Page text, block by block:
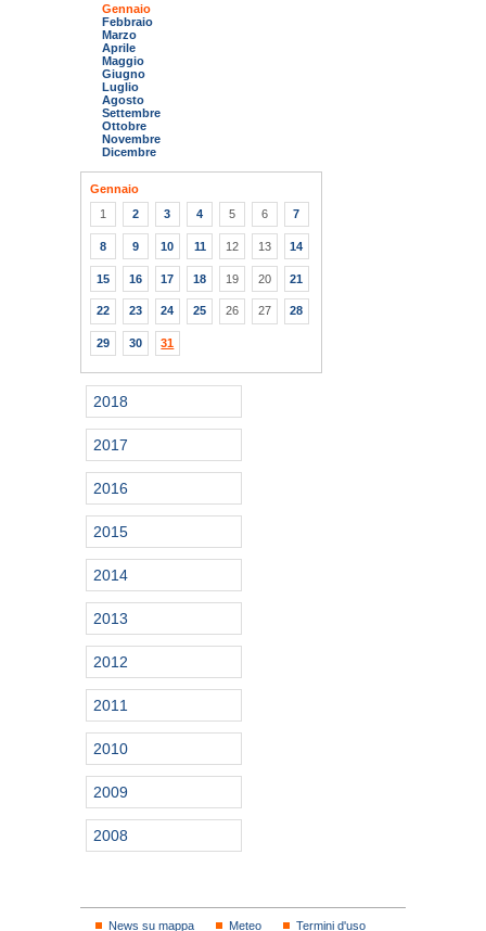
Gennaio
Febbraio
Marzo
Aprile
Maggio
Giugno
Luglio
Agosto
Settembre
Ottobre
Novembre
Dicembre
Gennaio
1
2 3 4 5 6 7
8 9 10 11 12 13 14
15 16 17 18 19 20 21
22 23 24 25 26 27 28
29 30 31
2018
2017
2016
2015
2014
2013
2012
2011
2010
2009
2008
News su mappa Meteo Termini d'uso